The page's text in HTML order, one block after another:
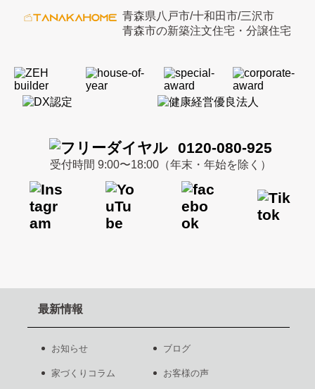
青森県八戸市/十和田市/三沢市
青森市の新築注文住宅・分譲住宅
0120-080-925
受付時間 9:00〜18:00（年末・年始を除く）
最新情報
お知らせ ブログ
家づくりコラム お客様の声